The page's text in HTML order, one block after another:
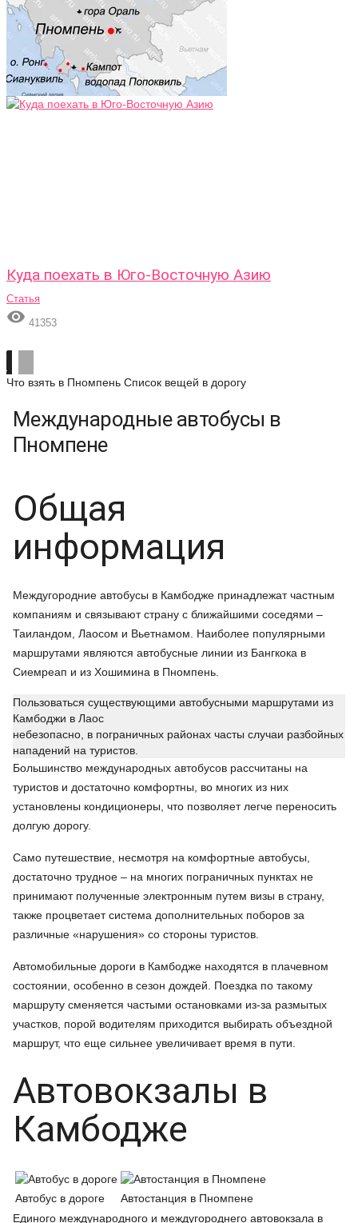
Куда поехать в Юго-Восточную Азию
Статья
 41353
Что взять в Пномпень Список вещей в дорогу
Международные автобусы в
Пномпене
Общая
информация
Междугородние автобусы в Камбодже принадлежат частным
компаниям и связывают страну с ближайшими соседями –
Таиландом, Лаосом и Вьетнамом. Наиболее популярными
маршрутами являются автобусные линии из Бангкока в
Сиемреап и из Хошимина в Пномпень.
Пользоваться существующими автобусными маршрутами из
Камбоджи в Лаос
небезопасно, в пограничных районах часты случаи разбойных
нападений на туристов.
Большинство международных автобусов рассчитаны на
туристов и достаточно комфортны, во многих из них
установлены кондиционеры, что позволяет легче переносить
долгую дорогу.
Само путешествие, несмотря на комфортные автобусы,
достаточно трудное – на многих пограничных пунктах не
принимают полученные электронным путем визы в страну,
также процветает система дополнительных поборов за
различные «нарушения» со стороны туристов.
Автомобильные дороги в Камбодже находятся в плачевном
состоянии, особенно в сезон дождей. Поездка по такому
маршруту сменяется частыми остановками из-за размытых
участков, порой водителям приходится выбирать объездной
маршрут, что еще сильнее увеличивает время в пути.
Автовокзалы в
Камбодже
Автобус в дороге
Автостанция в Пномпене
Единого международного и междугороднего автовокзала в